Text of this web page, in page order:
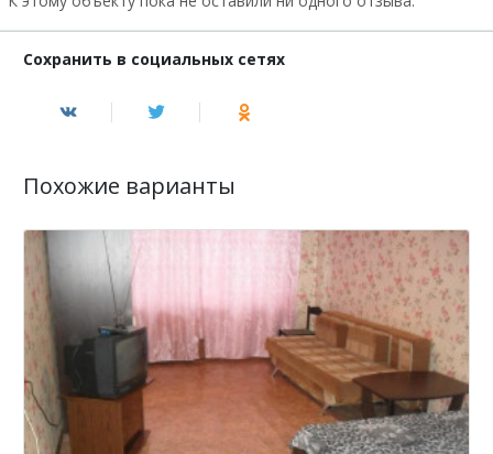
Сохранить в социальных сетях
Похожие варианты